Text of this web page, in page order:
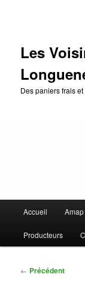
Les
Des paniers frais
principal
Accueil Amap
Producteurs
Navigation
← Précédent